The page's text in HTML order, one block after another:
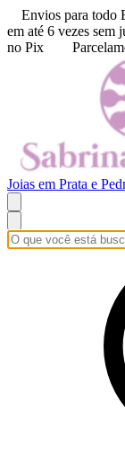
Envios para todo
em até 6 vezes sem
no Pix
Joias em Prata e